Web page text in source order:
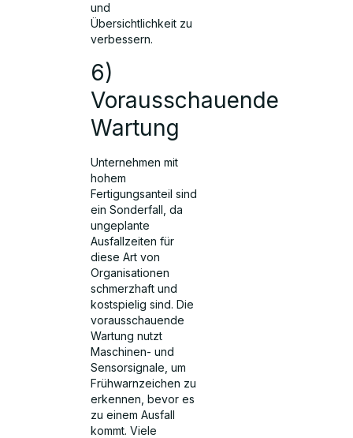
und
Übersichtlichkeit zu
verbessern.
6)
Vorausschauende
Wartung
Unternehmen mit
hohem
Fertigungsanteil sind
ein Sonderfall, da
ungeplante
Ausfallzeiten für
diese Art von
Organisationen
schmerzhaft und
kostspielig sind. Die
vorausschauende
Wartung nutzt
Maschinen- und
Sensorsignale, um
Frühwarnzeichen zu
erkennen, bevor es
zu einem Ausfall
kommt. Viele